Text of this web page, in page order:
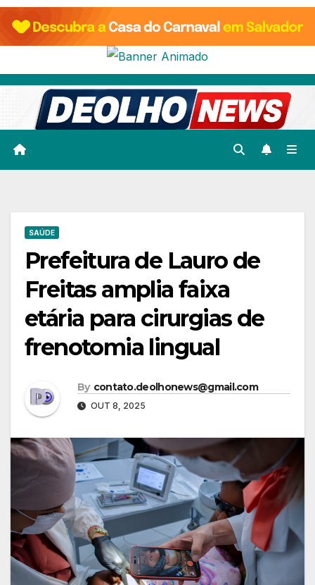
Skip
content
SAÚDE
Prefeitura de Lauro de
Freitas amplia faixa
etária para cirurgias de
frenotomia lingual
By contato.deolhonews@gmail.com
OUT 8, 2025